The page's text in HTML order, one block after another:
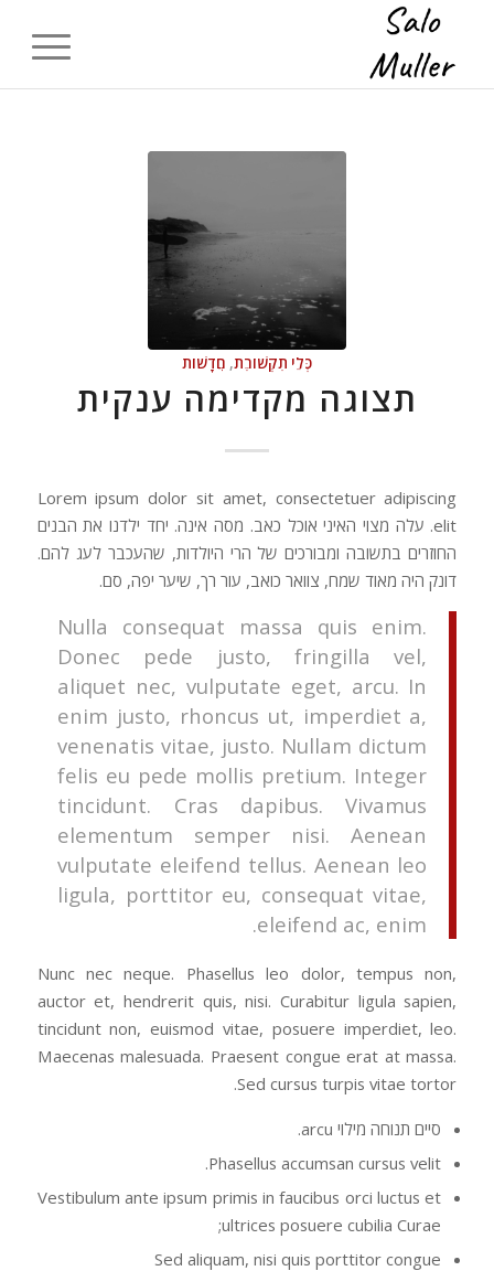
כְּלֵי תִקְשׁוֹרֶת, חֲדָשׁוֹת
תצוגה מקדימה ענקית
Lorem ipsum dolor sit amet, consectetuer adipiscing
elit. עלה מצוי האיני אוכל כאב. מסה אינה. יחד ילדנו את הבנים
החוזרים בתשובה ומבורכים של הרי היולדות, שהעכבר לעג להם.
דונק היה מאוד שמח, צוואר כואב, עור רך, שיער יפה, סם.
Nulla consequat massa quis enim.
Donec pede justo, fringilla vel,
aliquet nec, vulputate eget, arcu. In
enim justo, rhoncus ut, imperdiet a,
venenatis vitae, justo. Nullam dictum
felis eu pede mollis pretium. Integer
tincidunt. Cras dapibus. Vivamus
elementum semper nisi. Aenean
vulputate eleifend tellus. Aenean leo
ligula, porttitor eu, consequat vitae,
eleifend ac, enim.
Nunc nec neque. Phasellus leo dolor, tempus non,
auctor et, hendrerit quis, nisi. Curabitur ligula sapien,
tincidunt non, euismod vitae, posuere imperdiet, leo.
Maecenas malesuada. Praesent congue erat at massa.
Sed cursus turpis vitae tortor.
סיים תנוחה מילוי arcu.
Phasellus accumsan cursus velit.
Vestibulum ante ipsum primis in faucibus orci luctus et
ultrices posuere cubilia Curae;
Sed aliquam, nisi quis porttitor congue